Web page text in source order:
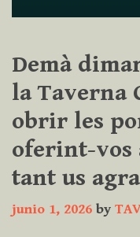
Demà
la Taverna
obrir les
oferint-vos
tant us
junio 1, 2026 by